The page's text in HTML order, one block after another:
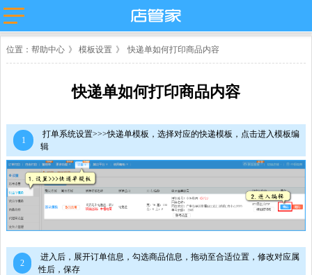
淘宝
抖店-即时零
售
淘工厂
淘宝买菜
抖店分销代
店管家厂商
苏宁易购 唯品会
位置： 帮助中心 》 模板设置 》 快递单如何打印商品内容
快递单如何打印商品内容
1
打单系统设置>>>快递单模板，选择对应的快递模板，点击进入模板编
辑
2
进入后，展开订单信息，勾选商品信息，拖动至合适位置，修改对应属
性后，保存